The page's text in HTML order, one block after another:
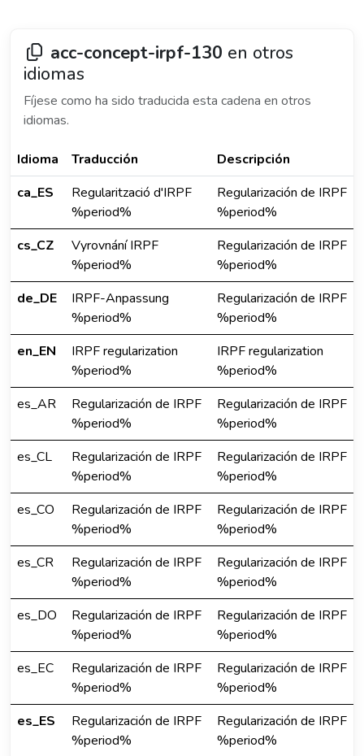
acc-concept-irpf-130 en otros
idiomas
Fíjese como ha sido traducida esta cadena en otros
idiomas.
Idioma Traducción
Descripción
ca_ES
Regularització d'IRPF
%period%
Regularización de IRPF
%period%
cs_CZ
Vyrovnání IRPF
%period%
Regularización de IRPF
%period%
de_DE
IRPF-Anpassung
%period%
Regularización de IRPF
%period%
en_EN
IRPF regularization
%period%
IRPF regularization
%period%
es_AR
Regularización de IRPF
%period%
Regularización de IRPF
%period%
es_CL
Regularización de IRPF
%period%
Regularización de IRPF
%period%
es_CO
Regularización de IRPF
%period%
Regularización de IRPF
%period%
es_CR
Regularización de IRPF
%period%
Regularización de IRPF
%period%
es_DO
Regularización de IRPF
%period%
Regularización de IRPF
%period%
es_EC
Regularización de IRPF
%period%
Regularización de IRPF
%period%
es_ES
Regularización de IRPF
%period%
Regularización de IRPF
%period%